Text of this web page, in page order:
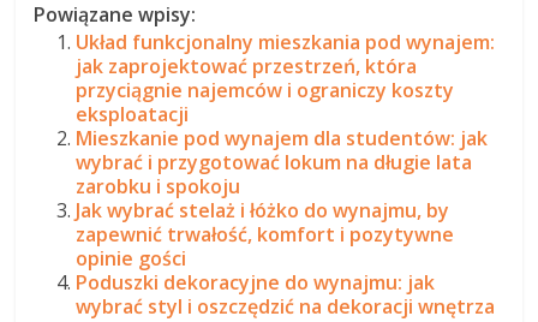
Powiązane wpisy:
Układ funkcjonalny mieszkania pod wynajem:
jak zaprojektować przestrzeń, która
przyciągnie najemców i ograniczy koszty
eksploatacji
Mieszkanie pod wynajem dla studentów: jak
wybrać i przygotować lokum na długie lata
zarobku i spokoju
Jak wybrać stelaż i łóżko do wynajmu, by
zapewnić trwałość, komfort i pozytywne
opinie gości
Poduszki dekoracyjne do wynajmu: jak
wybrać styl i oszczędzić na dekoracji wnętrza